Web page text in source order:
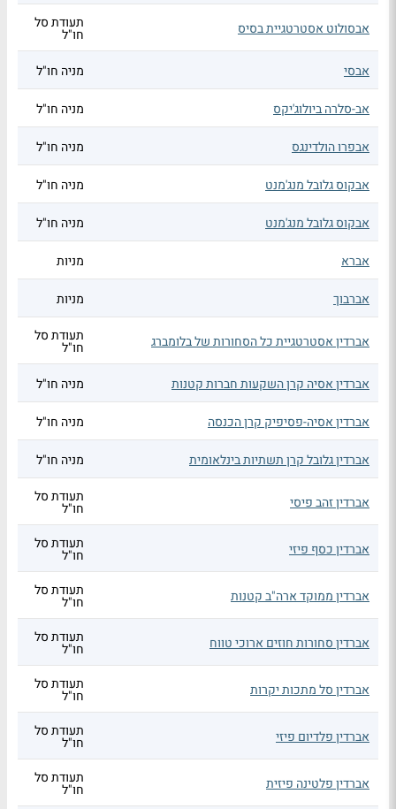
אבסולוט אסטרטגיית בסיס תעודת סל
חו"ל
אבסי
מניה חו"ל
אב-סלרה ביולוג'יקס מניה חו"ל
אבפרו הולדינגס מניה חו"ל
אבקוס גלובל מנג'מנט מניה חו"ל
אבקוס גלובל מנג'מנט מניה חו"ל
אברא מניות
אברבוך מניות
אברדין אסטרטגיית כל הסחורות של בלומברג תעודת סל
חו"ל
אברדין אסיה קרן השקעות חברות קטנות
מניה חו"ל
אברדין אסיה-פסיפיק קרן הכנסה מניה חו"ל
אברדין גלובל קרן תשתיות בינלאומית מניה חו"ל
אברדין זהב פיסי תעודת סל
חו"ל
אברדין כסף פיזי תעודת סל
חו"ל
אברדין ממוקד ארה"ב קטנות תעודת סל
חו"ל
אברדין סחורות חוזים ארוכי טווח תעודת סל
חו"ל
אברדין סל מתכות יקרות תעודת סל
חו"ל
אברדין פלדיום פיזי תעודת סל
חו"ל
אברדין פלטינה פיזית תעודת סל
חו"ל